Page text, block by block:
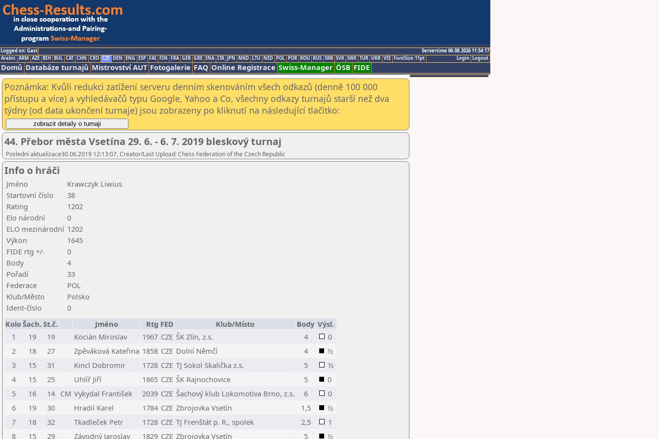
Logged on: Gast
Servertime 06.08.2026 11:54:17
Logout
Login
Arabic ARM AZE BIH BUL CAT CHN CRO CZE DEN ENG ESP FAI FIN FRA GER GRE INA ITA JPN MKD LTU NED POL POR ROU RUS SRB SVK SWE TUR UKR VIE FontSize:11pt
Domů Databáze turnajů Mistrovství AUT Fotogalerie FAQ Online Registrace Swiss-Manager ÖSB FIDE
Poznámka: Kvůli redukci zatížení serveru denním skenováním všech odkazů (denně 100 000
přístupu a více) a vyhledávačů typu Google, Yahoo a Co, všechny odkazy turnajů starší než dva
týdny (od data ukončení turnaje) jsou zobrazeny po kliknutí na následující tlačítko:
44. Přebor města Vsetína 29. 6. - 6. 7. 2019 bleskový turnaj
Poslední aktualizace30.06.2019 12:13:07, Creator/Last Upload: Chess Federation of the Czech Republic
Info o hráči
Jméno
Krawczyk Liwius
Startovní číslo
38
Rating
1202
Elo národní
0
ELO mezinárodní 1202
Výkon
1645
FIDE rtg +/-
0
Body
4
Pořadí
33
Federace
POL
Klub/Město
Polsko
Ident-číslo
0
KoloŠach.St.č. Jméno Rtg FED Klub/Místo Body Výsl.
1
19 19 Kocián Miroslav 1967 CZE ŠK Zlín, z.s. 4
0
2
18 27 Zpěváková Kateřina 1858 CZE Dolní Němčí 4
½
3
15 31 Kincl Dobromir 1728 CZE TJ Sokol Skalička z.s. 5
½
4
15 25 Uhlíř Jiří 1865 CZE ŠK Rajnochovice 5
0
5
16 14 CM Vykydal František 2039 CZE Šachový klub Lokomotiva Brno, z.s. 6
0
6
19 30 Hradil Karel 1784 CZE Zbrojovka Vsetín 1,5
½
7
18 32 Tkadleček Petr 1728 CZE TJ Frenštát p. R., spolek 2,5
1
8
15 29 Závodný Jaroslav 1829 CZE Zbrojovka Vsetín 5 ½